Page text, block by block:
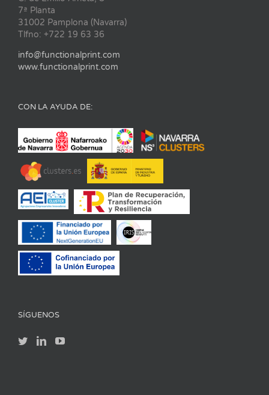
7ª Planta
31002 Pamplona (Navarra)
Tlfno: +722 19 63 36
info@functionalprint.com
www.functionalprint.com
CON LA AYUDA DE:
SÍGUENOS